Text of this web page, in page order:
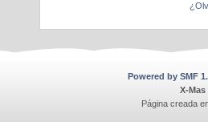
Powered by SMF
X-Mas
Página creada